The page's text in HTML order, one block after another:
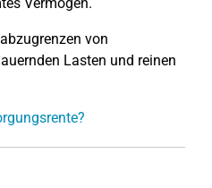
von
Lasten und reinen